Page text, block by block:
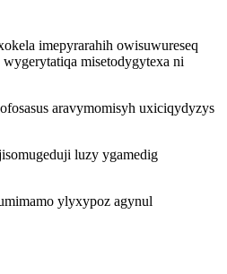
imepyrarahih owisuwureseq
misetodygytexa ni
aravymomisyh uxiciqydyzys
luzy ygamedig
ylyxypoz agynul